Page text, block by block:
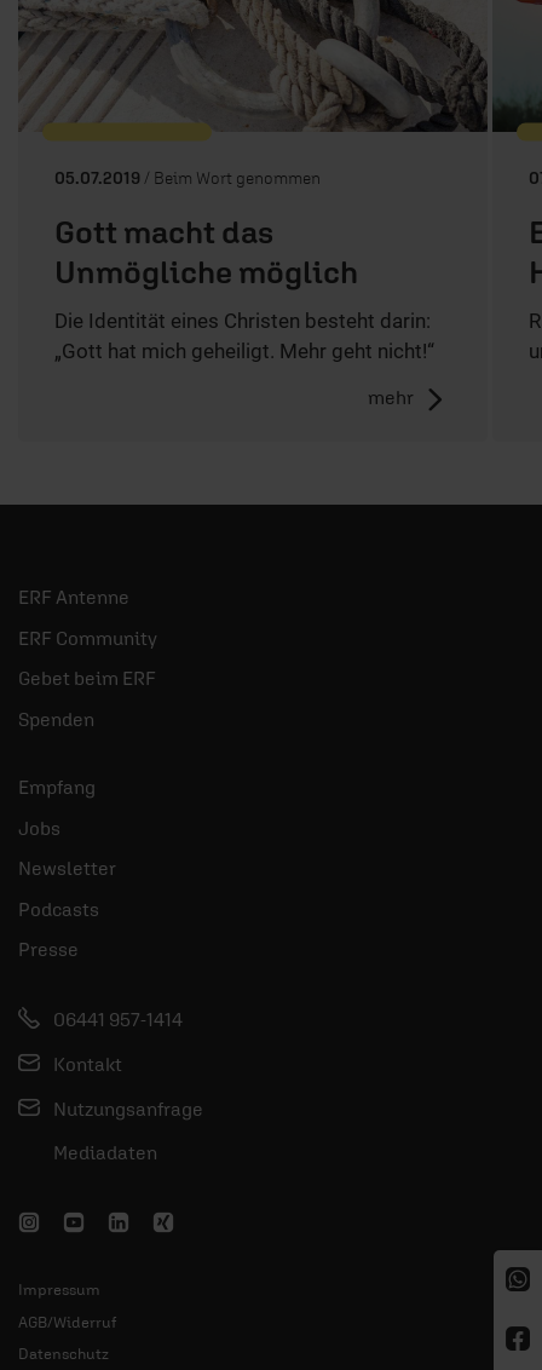
05.07.2019 / Beim Wort genommen
Gott macht das
Unmögliche möglich
Die Identität eines Christen besteht darin:
„Gott hat mich geheiligt. Mehr geht nicht!“
mehr
ERF Antenne
ERF Community
Gebet beim ERF
Spenden
Empfang
Jobs
Newsletter
Podcasts
Presse
06441 957-1414
Kontakt
Nutzungsanfrage
Mediadaten
Impressum
AGB/Widerruf
Datenschutz